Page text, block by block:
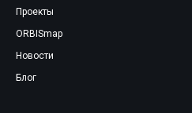
Проекты
ORBISmap
Новости
Блог